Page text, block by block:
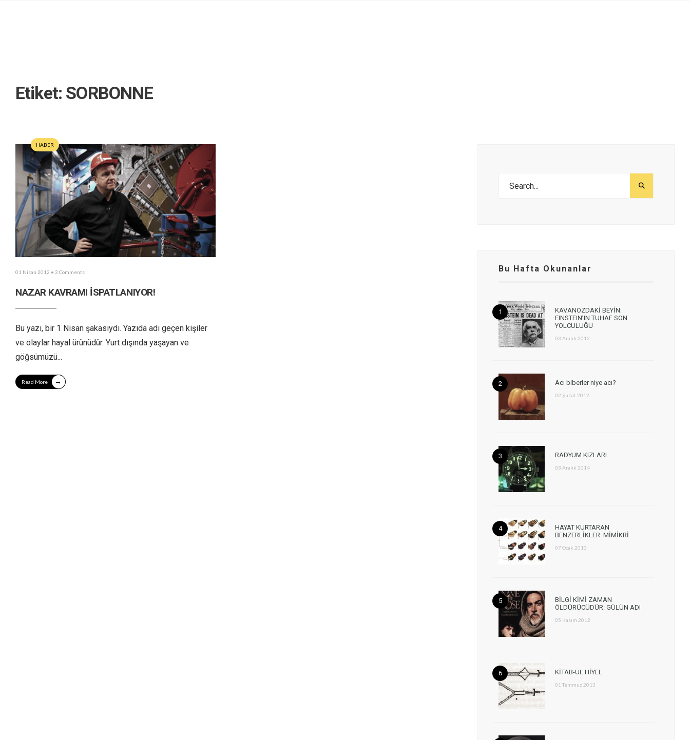
Etiket: SORBONNE
HABER
01 Nisan 2012 • 3 Comments
NAZAR KAVRAMI İSPATLANIYOR!
Bu yazı, bir 1 Nisan şakasıydı. Yazıda adı geçen kişiler
ve olaylar hayal ürünüdür. Yurt dışında yaşayan ve
göğsümüzü...
Read More →
Bu Hafta Okunanlar
KAVANOZDAKİ BEYİN:
EINSTEIN’IN TUHAF SON
YOLCULUĞU
03 Aralık 2012
Acı biberler niye acı?
02 Şubat 2012
RADYUM KIZLARI
03 Aralık 2014
HAYAT KURTARAN
BENZERLİKLER: MİMİKRİ
07 Ocak 2013
BİLGİ KİMİ ZAMAN
ÖLDÜRÜCÜDÜR: GÜLÜN ADI
05 Kasım 2012
KİTAB-ÜL HİYEL
01 Temmuz 2013